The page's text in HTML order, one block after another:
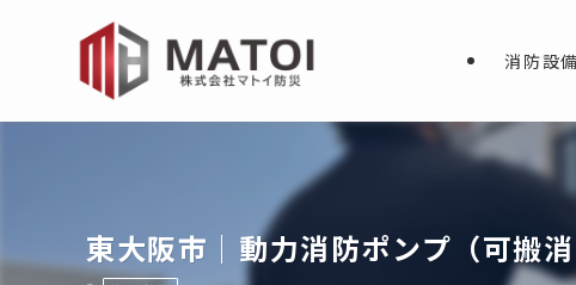
消防設
東大阪市｜動力消防ポンプ（可搬